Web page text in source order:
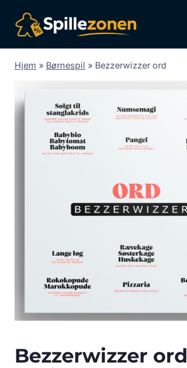
indhold
Hjem » Børnespil » Bezzerwizzer ord
Bezzerwizzer ord